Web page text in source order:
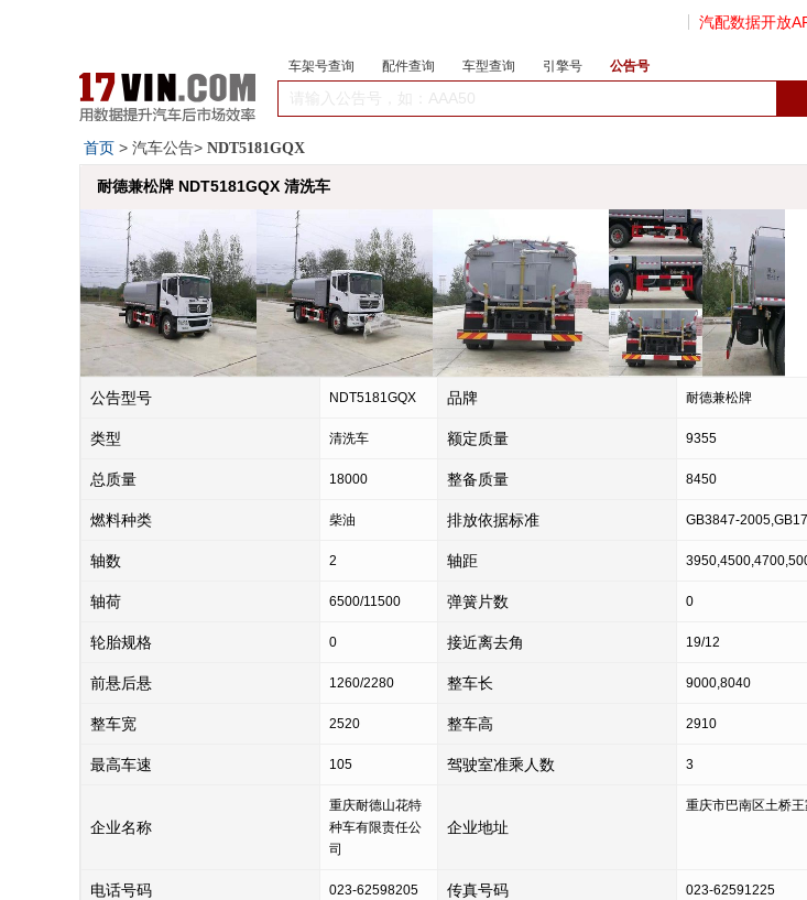
汽配数据开放
车架号查询 配件查询 车型查询 引擎号 公告号
首页 > 汽车公告> NDT5181GQX
耐德兼松牌 NDT5181GQX 清洗车
公告型号 NDT5181GQX 品牌 耐德兼松牌
类型 清洗车 额定质量 9355
总质量 18000 整备质量 8450
燃料种类 柴油 排放依据标准 GB3847-
轴数 2 轴距
轴荷 6500/11500 弹簧片数 0
轮胎规格 0 接近离去角 19/12
前悬后悬 1260/2280 整车长 9000,8040
整车宽 2520 整车高 2910
最高车速 105 驾驶室准乘人数 3
企业名称
重庆耐德山花特
种车有限责任公
司
企业地址
重庆市巴南区土桥
电话号码 023-62598205 传真号码 023-62591225